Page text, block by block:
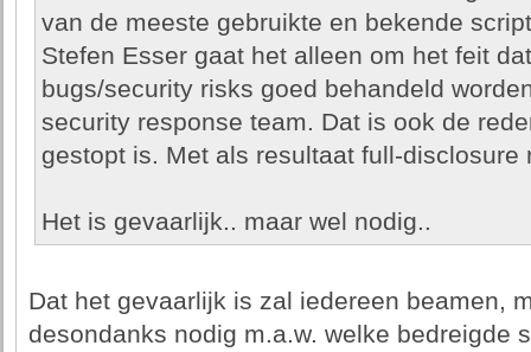
van de meeste gebruikte en bekende
Stefen Esser gaat het alleen om het feit
bugs/security risks goed behandeld
security response team. Dat is ook de
gestopt is. Met als resultaat full-disclosure
Het is gevaarlijk.. maar wel nodig..
Dat het gevaarlijk is zal iedereen beamen,
desondanks nodig m.a.w. welke bedreigde